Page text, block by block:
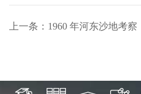
上一条：1960 年河东沙地考察